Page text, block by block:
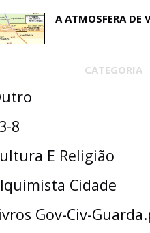
A ATMOSFERA DE
CATEGORIA
8
E Religião
Cidade
Gov-Civ-